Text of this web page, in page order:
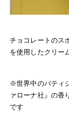
チョコレートのス
を使用したクリー
※世界中のパティ
ァローナ社』の香
です